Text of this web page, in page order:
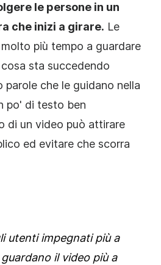
le persone in un
che inizi a girare. Le
più tempo a guardare
sta succedendo
parole che le guidano nella
po' di testo ben
di un video può attirare
ed evitare che scorra
utenti impegnati più a
il videopiù a